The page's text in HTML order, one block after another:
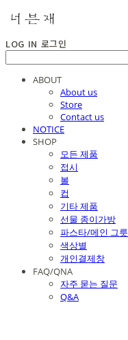
LOG IN 로그인
ABOUT
About us
Store
Contact us
NOTICE
SHOP
모든 제품
접시
볼
컵
기타 제품
선물 종이가방
파스타/메인 그릇
색상별
개인결제창
FAQ/QNA
자주 묻는 질문
Q&A